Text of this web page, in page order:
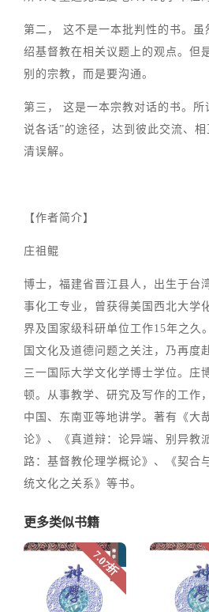
第二， 这不是一本批判性的书。
绍基督教在相关议题上的观点。但
别的宗教，而是要沟通。
第三， 这是一本宗教对话的书。所
说各话”的途径，达到彼此交流、
清误解。
【作者简介】
庄祖鲲
博士，福建省晋江县人，出生于台
事化工专业，曾获得美国西北大学
界及国家级科研单位工作15年之久
国文化及道德问题之关注，乃再度
三一国际大学文化学博士学位。庄
顿。从事教学、研究及写作的工作
中国、东南亚等地讲学。著有《大
论》、《真道辩：论异端、别异教
路：基督教伦理学概论》、《契合
统文化之关系》等书。
更多类似书籍